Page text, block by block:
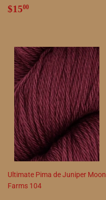
Precio
$1500
Ultimate Pima de Juniper Moon
Farms 104